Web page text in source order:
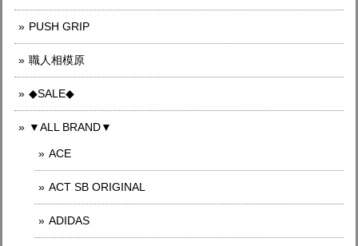
PUSH GRIP
職人相模原
◆SALE◆
▼ALL BRAND▼
ACE
ACT SB ORIGINAL
ADIDAS